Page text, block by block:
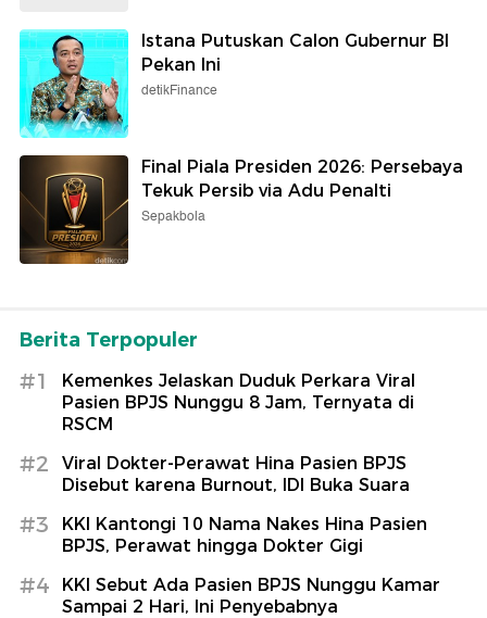
Istana Putuskan Calon Gubernur BI
Pekan Ini
detikFinance
Final Piala Presiden 2026: Persebaya
Tekuk Persib via Adu Penalti
Sepakbola
Berita Terpopuler
#1
Kemenkes Jelaskan Duduk Perkara Viral
Pasien BPJS Nunggu 8 Jam, Ternyata di
RSCM
#2
Viral Dokter-Perawat Hina Pasien BPJS
Disebut karena Burnout, IDI Buka Suara
#3
KKI Kantongi 10 Nama Nakes Hina Pasien
BPJS, Perawat hingga Dokter Gigi
#4
KKI Sebut Ada Pasien BPJS Nunggu Kamar
Sampai 2 Hari, Ini Penyebabnya